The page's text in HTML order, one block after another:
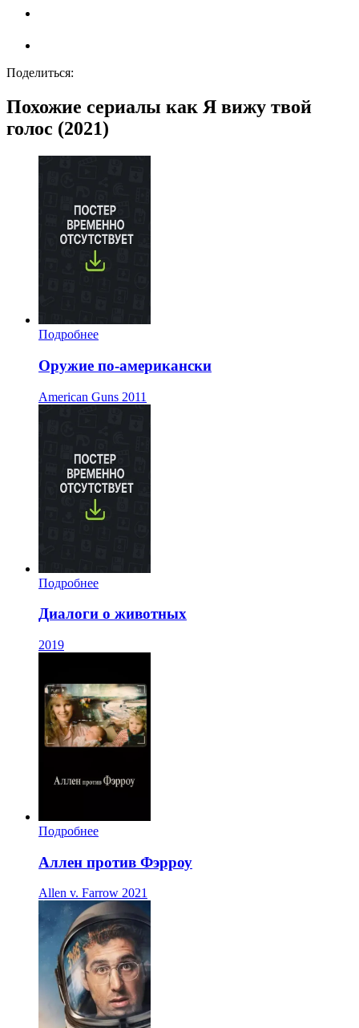
Поделиться:
Похожие сериалы как Я вижу твой
голос (2021)
Подробнее
Оружие по-американски
American Guns 2011
Подробнее
Диалоги о животных
2019
Подробнее
Аллен против Фэрроу
Allen v. Farrow 2021